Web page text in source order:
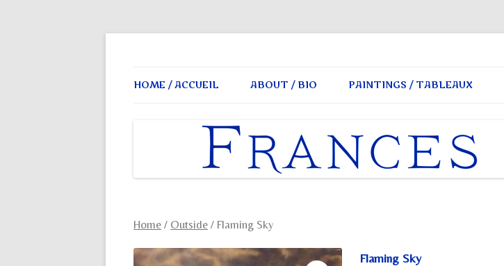
to
HOME / ACCUEIL ABOUT / BIO PAINTINGS / TABLEAUX
OUTSIDE
Home / Outside / Flaming Sky
Flaming Sky